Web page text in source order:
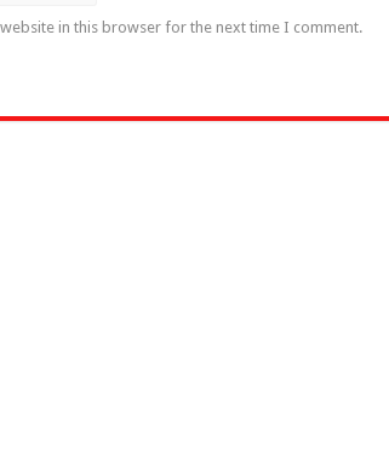
website in this browser for the next time I comment.